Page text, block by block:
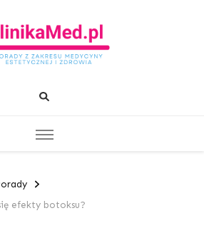
efekty botoksu?